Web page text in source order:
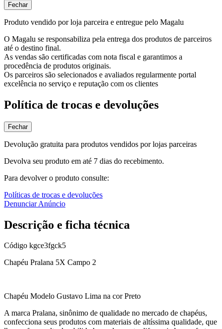
Fechar
Produto vendido por loja parceira e entregue pelo Magalu
O Magalu se responsabiliza pela entrega dos produtos de parceiros
até o destino final.
As vendas são certificadas com nota fiscal e garantimos a
procedência de produtos originais.
Os parceiros são selecionados e avaliados regularmente portal
excelência no serviço e reputação com os clientes
Política de trocas e devoluções
Fechar
Devolução gratuita para produtos vendidos por lojas parceiras
Devolva seu produto em até 7 dias do recebimento.
Para devolver o produto consulte:
Políticas de trocas e devoluções
Denunciar Anúncio
Descrição e ficha técnica
Código kgce3fgck5
Chapéu Pralana 5X Campo 2
Chapéu Modelo Gustavo Lima na cor Preto
A marca Pralana, sinônimo de qualidade no mercado de chapéus,
confecciona seus produtos com materiais de altíssima qualidade, que